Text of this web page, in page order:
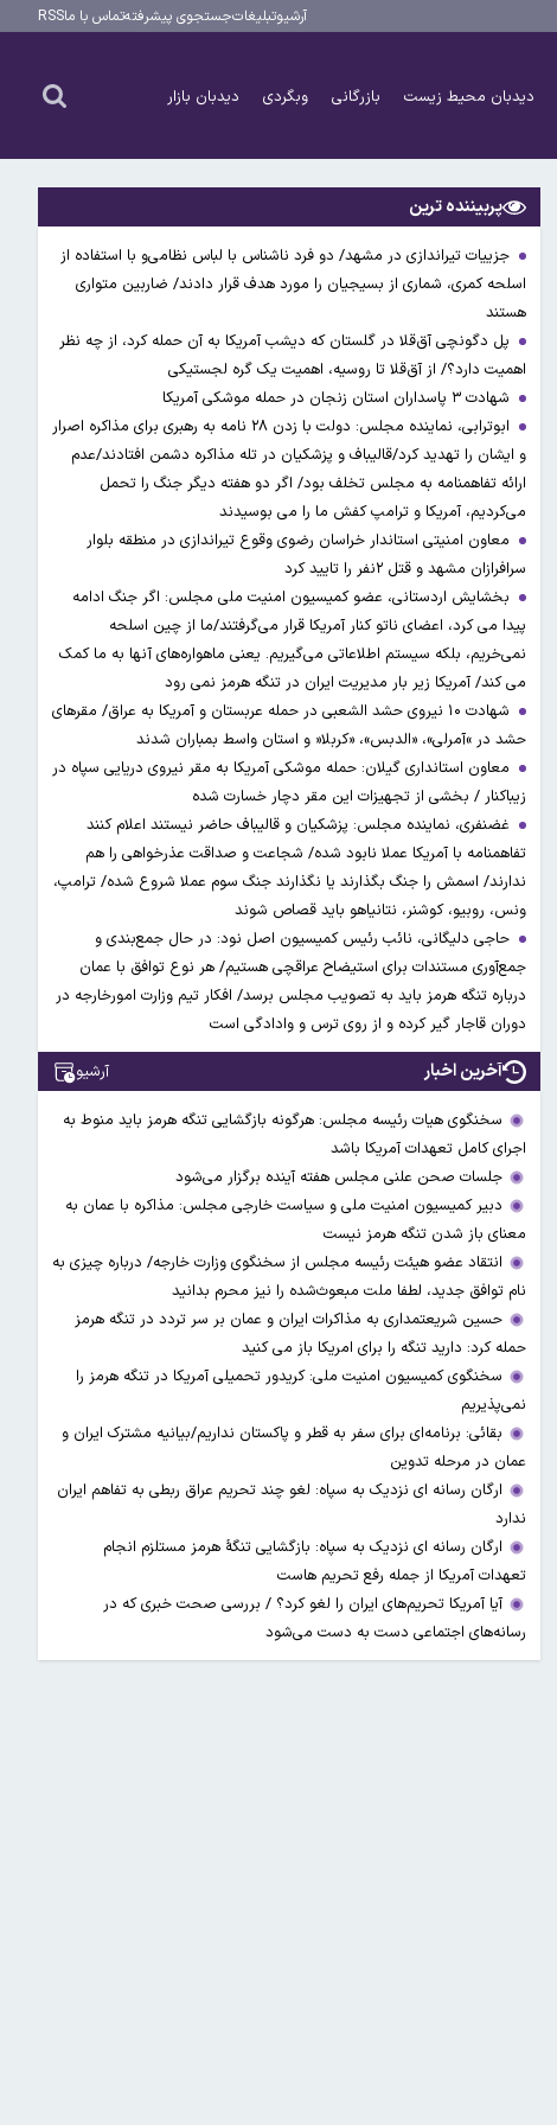
آرشیوتبلیغاتجستجوی پیشرفتهتماس با ماRSS
دیدبان محیط زیست بازرگانی وبگردی دیدبان بازار
پربیننده ترین
جزییات تیراندازی در مشهد/ دو فرد ناشناس با لباس نظامی‌و با استفاده از
اسلحه کمری، شماری از بسیجیان را مورد هدف قرار دادند/ ضاربین متواری
هستند
پل دگونچی آق‌قلا در گلستان که دیشب آمریکا به آن حمله کرد، از چه نظر
اهمیت دارد؟/ از آق‌قلا تا روسیه، اهمیت یک گره لجستیکی
شهادت ۳ ‌پاسداران استان زنجان در حمله موشکی آمریکا
ابوترابی، نماینده مجلس: دولت با زدن ۲۸ نامه به رهبری برای مذاکره اصرار
و ایشان را تهدید کرد/قالیباف و پزشکیان در تله مذاکره دشمن افتادند/عدم
ارائه تفاهمنامه به مجلس تخلف بود/ اگر دو هفته دیگر جنگ را تحمل
می‌کردیم، آمریکا و ترامپ کفش ما را می بوسیدند
معاون امنیتی استاندار خراسان رضوی وقوع تیراندازی در منطقه بلوار
سرافرازان مشهد و قتل ۲نفر را تایید کرد
بخشایش اردستانی، عضو کمیسیون امنیت ملی مجلس: اگر جنگ ادامه
پیدا می کرد، اعضای ناتو کنار آمریکا قرار می‌گرفتند/ما از چین اسلحه
نمی‌خریم، بلکه سیستم اطلاعاتی می‌گیریم. یعنی ماهواره‌های آنها به ما کمک
می کند/ آمریکا زیر بار مدیریت ایران در تنگه هرمز نمی رود
شهادت ۱۰ نیروی حشد الشعبی در حمله عربستان و آمریکا به عراق/ مقرهای
حشد در »آمرلی»، «الدبس»، «کربلا« و استان واسط بمباران شدند
معاون استانداری گیلان: حمله موشکی آمریکا به مقر نیروی دریایی سپاه در
زیباکنار / بخشی از تجهیزات این مقر دچار خسارت شده
غضنفری، نماینده مجلس: پزشکیان و قالیباف حاضر نیستند اعلام کنند
تفاهمنامه با آمریکا عملا نابود شده/ شجاعت و صداقت عذرخواهی را هم
ندارند/ اسمش را جنگ بگذارند یا نگذارند جنگ سوم عملا شروع شده/ ترامپ،
ونس، روبیو، کوشنر، نتانیاهو باید قصاص شوند
حاجی دلیگانی، نائب رئیس کمیسیون اصل نود: در حال جمع‌بندی و
جمع‌آوری مستندات برای استیضاح عراقچی هستیم/ هر نوع توافق با عمان
درباره تنگه هرمز باید به تصویب مجلس برسد/ افکار تیم وزارت امورخارجه در
دوران قاجار گیر کرده و از روی ترس و وادادگی است
آخرین اخبار آرشیو
سخنگوی هیات رئیسه مجلس: هرگونه بازگشایی تنگه هرمز باید منوط به
اجرای کامل تعهدات آمریکا باشد
جلسات صحن علنی مجلس هفته آینده برگزار می‌شود
دبیر کمیسیون امنیت ملی و سیاست خارجی مجلس: مذاکره با عمان به
معنای باز شدن تنگه هرمز نیست
انتقاد عضو هیئت رئیسه مجلس از سخنگوی وزارت خارجه/ درباره چیزی به
نام توافق جدید، لطفا ملت مبعوث‌شده را نیز محرم بدانید
حسین شریعتمداری به مذاکرات ایران و عمان بر سر تردد در تنگه هرمز
حمله کرد: دارید تنگه را برای امریکا باز می کنید
سخنگوی کمیسیون امنیت ملی: کریدور تحمیلی آمریکا در تنگه هرمز را
نمی‌پذیریم
بقائی: برنامه‌ای برای سفر به قطر و پاکستان نداریم/بیانیه مشترک ایران و
عمان در مرحله تدوین
ارگان رسانه ای نزدیک به سپاه: لغو چند تحریم عراق ربطی به تفاهم ایران
ندارد
ارگان رسانه ای نزدیک به سپاه: بازگشایی تنگۀ هرمز مستلزم انجام
تعهدات آمریکا از جمله رفع تحریم هاست
آیا آمریکا تحریم‌های ایران را لغو کرد؟ / بررسی صحت خبری که در
رسانه‌های اجتماعی دست به دست می‌شود